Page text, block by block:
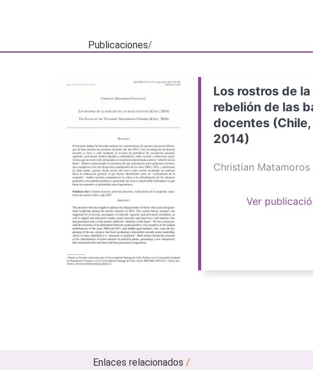
Publicaciones/
Los rostros de la
rebelión de las
docentes (Chile,
2014)
Christian Matamoros
Ver
Enlaces relacionados/